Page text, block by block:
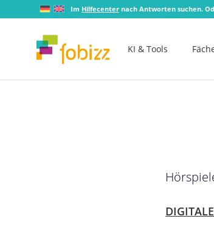
Im Hilfecenter nach Antworten suchen.
KI & Tools